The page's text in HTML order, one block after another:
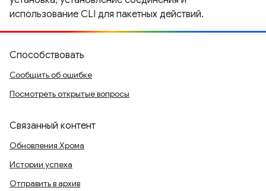
использование CLI для пакетных действий.
Способствовать
Сообщить об ошибке
Посмотреть открытые вопросы
Связанный контент
Обновления Хрома
Истории успеха
Отправить в архив